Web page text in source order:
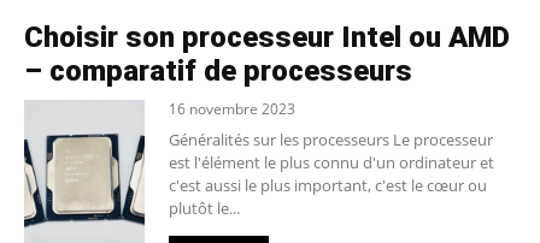
Choisir son processeur Intel ou AMD
– comparatif de processeurs
16 novembre 2023
Généralités sur les processeurs Le processeur
est l'élément le plus connu d'un ordinateur et
c'est aussi le plus important, c'est le cœur ou
plutôt le...